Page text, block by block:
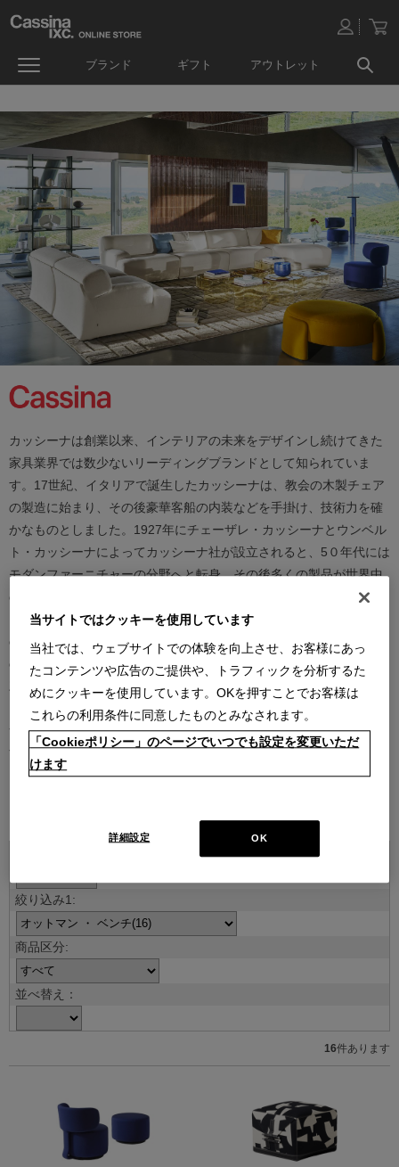
ブランド ギフト アウトレット
カッシーナは創業以来、インテリアの未来をデザインし続けてきた
家具業界では数少ないリーディングブランドとして知られていま
す。17世紀、イタリアで誕生したカッシーナは、教会の木製チェア
の製造に始まり、その後豪華客船の内装などを手掛け、技術力を確
かなものとしました。1927年にチェーザレ・カッシーナとウンベル
ト・カッシーナによってカッシーナ社が設立されると、5０年代には
モダンファーニチャーの分野へと転身、その後多くの製品が世界中
の最も重要な美術館にコレクションされるなど、その完成度とデザ
イン性は高い評価を得ています。この普遍的なクオリティを支える
のは、高水準のテクノロジーとアルチザン（職人）の技術の継承と
の見事な融合であり、また、永年をかけ築きあげられた歴史と信
頼、それを保ちながらも革新的に続けられる斬新で大胆な製品開発
と研究、著名な建築家やデザイナーとの協業にあります。カッシー
ナは、時代を越えて人々を魅了し、特別な満足感をもたらし続けま
す。
並べ替え：
16件あります
当サイトではクッキーを使用しています
当社では、ウェブサイトでの体験を向上させ、お客様にあっ
たコンテンツや広告のご提供や、トラフィックを分析するた
めにクッキーを使用しています。OKを押すことでお客様は
これらの利用条件に同意したものとみなされます。
「Cookieポリシー」のページでいつでも設定を変更いただ
けます
OK
詳細設定